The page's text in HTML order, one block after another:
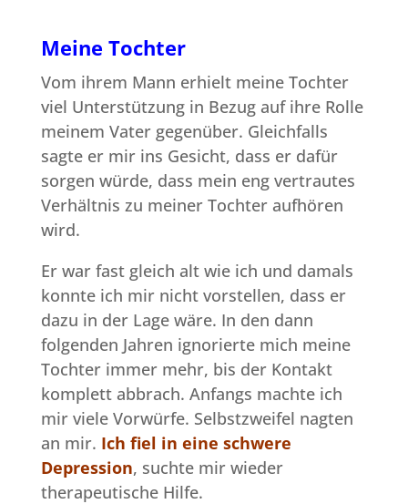
Meine Tochter
Vom ihrem Mann erhielt meine Tochter
viel Unterstützung in Bezug auf ihre Rolle
meinem Vater gegenüber. Gleichfalls
sagte er mir ins Gesicht, dass er dafür
sorgen würde, dass mein eng vertrautes
Verhältnis zu meiner Tochter aufhören
wird.
Er war fast gleich alt wie ich und damals
konnte ich mir nicht vorstellen, dass er
dazu in der Lage wäre. In den dann
folgenden Jahren ignorierte mich meine
Tochter immer mehr, bis der Kontakt
komplett abbrach. Anfangs machte ich
mir viele Vorwürfe. Selbstzweifel nagten
an mir. Ich fiel in eine schwere
Depression, suchte mir wieder
therapeutische Hilfe.